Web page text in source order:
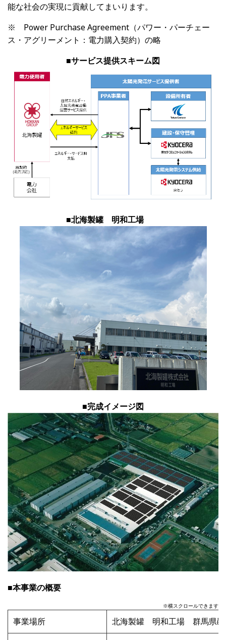
能な社会の実現に貢献してまいります。
※ Power Purchase Agreement （パワー・パーチェー
ス・アグリーメント：電力購入契約）の略
■サービス提供スキーム図
■北海製罐 明和工場
■完成イメージ図
■本事業の概要
※横スクロールできます
事業場所 北海製罐 明和工場 群馬県邑